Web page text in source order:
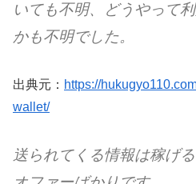
いても不明、どうやって
かも不明でした。
出典元： https://
wallet/
送られてくる情報は稼げ